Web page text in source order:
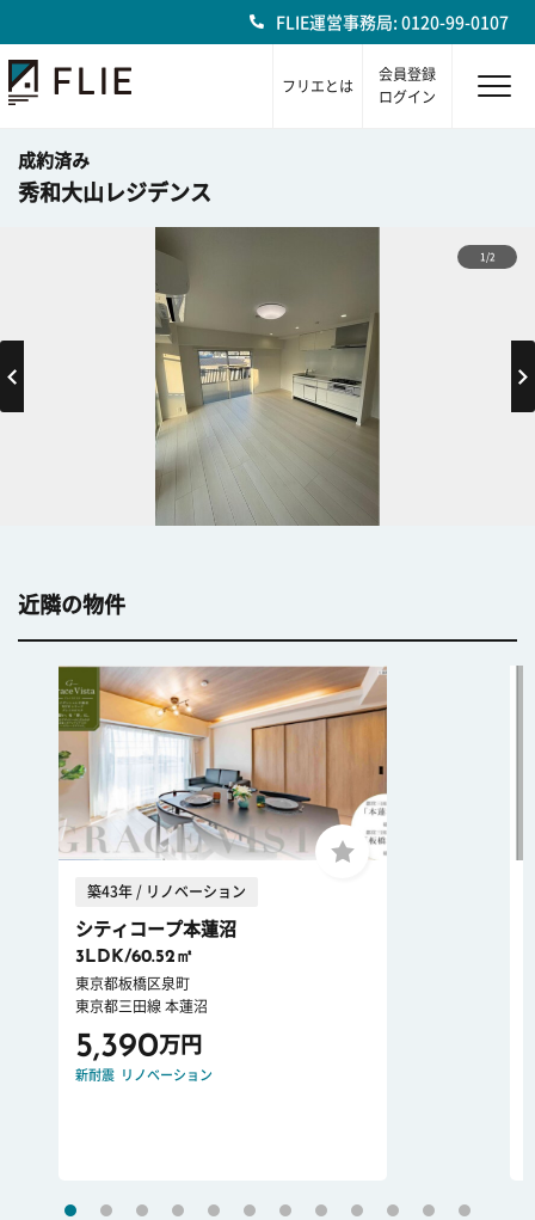
FLIE運営事務局: 0120-99-0107
フリエとは
会員登録
ログイン
成約済み
秀和大山レジデンス
1/2
近隣の物件
築43年 / リノベーション
シティコープ本蓮沼
3LDK/60.52㎡
東京都板橋区泉町
東京都三田線 本蓮沼
5,390万円
新耐震 リノベーション